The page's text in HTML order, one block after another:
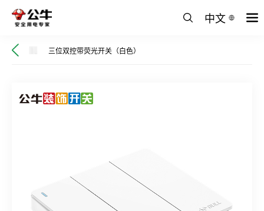
中文
三位双控带荧光开关（白色）